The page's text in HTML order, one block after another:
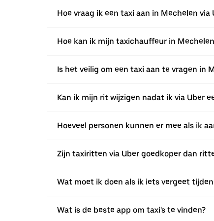
Hoe vraag ik een taxi aan in Mechelen via
Hoe kan ik mijn taxichauffeur in
Is het veilig om een taxi aan te vragen in
Kan ik mijn rit wijzigen nadat ik via Uber
Hoeveel personen kunnen er mee als ik
Zijn taxiritten via Uber goedkoper dan
Wat moet ik doen als ik iets vergeet
Wat is de beste app om taxi's te vinden?